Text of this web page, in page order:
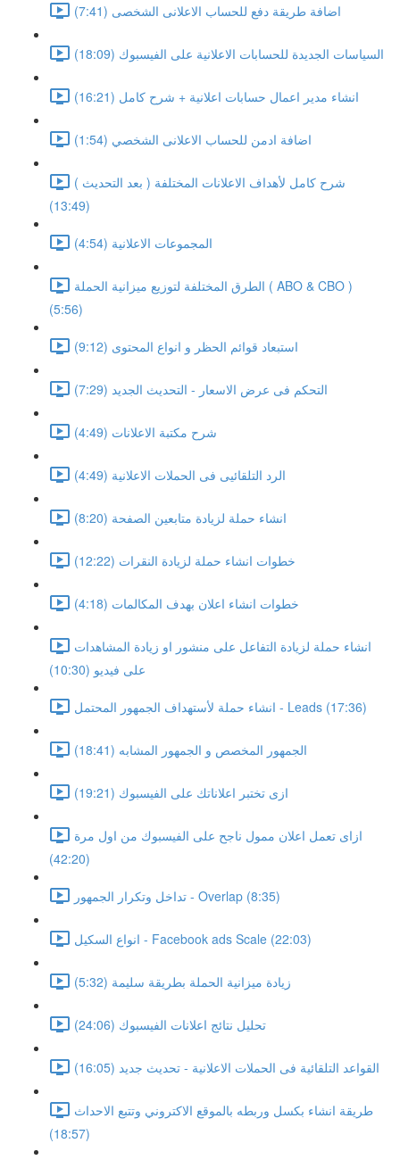
اضافة طريقة دفع للحساب الاعلانى الشخصى (7:41)
السياسات الجديدة للحسابات الاعلانية على الفيسبوك (18:09)
انشاء مدير اعمال حسابات اعلانية + شرح كامل (16:21)
اضافة ادمن للحساب الاعلانى الشخصي (1:54)
شرح كامل لأهداف الاعلانات المختلفة ( بعد التحديث )
(13:49)
المجموعات الاعلانية (4:54)
الطرق المختلفة لتوزيع ميزانية الحملة ( ABO & CBO )
(5:56)
استبعاد قوائم الحظر و انواع المحتوى (9:12)
التحكم فى عرض الاسعار - التحديث الجديد (7:29)
شرح مكتبة الاعلانات (4:49)
الرد التلقائيى فى الحملات الاعلانية (4:49)
انشاء حملة لزيادة متابعين الصفحة (8:20)
خطوات انشاء حملة لزيادة النقرات (12:22)
خطوات انشاء اعلان بهدف المكالمات (4:18)
انشاء حملة لزيادة التفاعل على منشور او زيادة المشاهدات
على فيديو (10:30)
انشاء حملة لأستهداف الجمهور المحتمل - Leads (17:36)
الجمهور المخصص و الجمهور المشابه (18:41)
ازى تختبر اعلاناتك على الفيسبوك (19:21)
ازاى تعمل اعلان ممول ناجح على الفيسبوك من اول مرة
(42:20)
تداخل وتكرار الجمهور - Overlap (8:35)
انواع السكيل - Facebook ads Scale (22:03)
زيادة ميزانية الحملة بطريقة سليمة (5:32)
تحليل نتائج اعلانات الفيسبوك (24:06)
القواعد التلقائية فى الحملات الاعلانية - تحديث جديد (16:05)
طريقة انشاء بكسل وربطه بالموقع الاكتروني وتتبع الاحداث
(18:57)